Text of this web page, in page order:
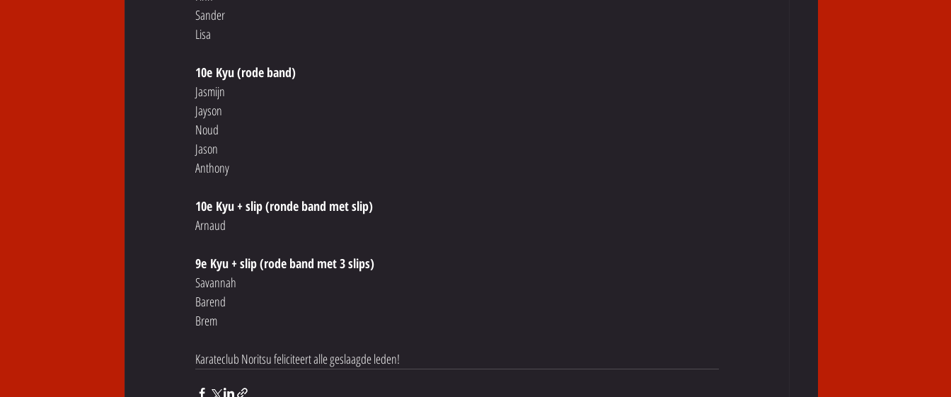
Sander
Lisa
10e Kyu (rode band)
Jasmijn
Jayson
Noud
Jason
Anthony
10e Kyu + slip (ronde band met slip)
Arnaud
9e Kyu + slip (rode band met 3 slips)
Savannah
Barend
Brem
Karateclub Noritsu feliciteert alle geslaagde leden!